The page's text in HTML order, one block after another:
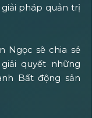
pháp quản trị
Ngọc sẽ chia sẻ
quyết những
Bất động sản